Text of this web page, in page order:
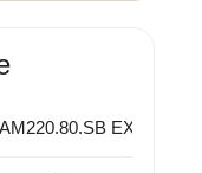
EX:1